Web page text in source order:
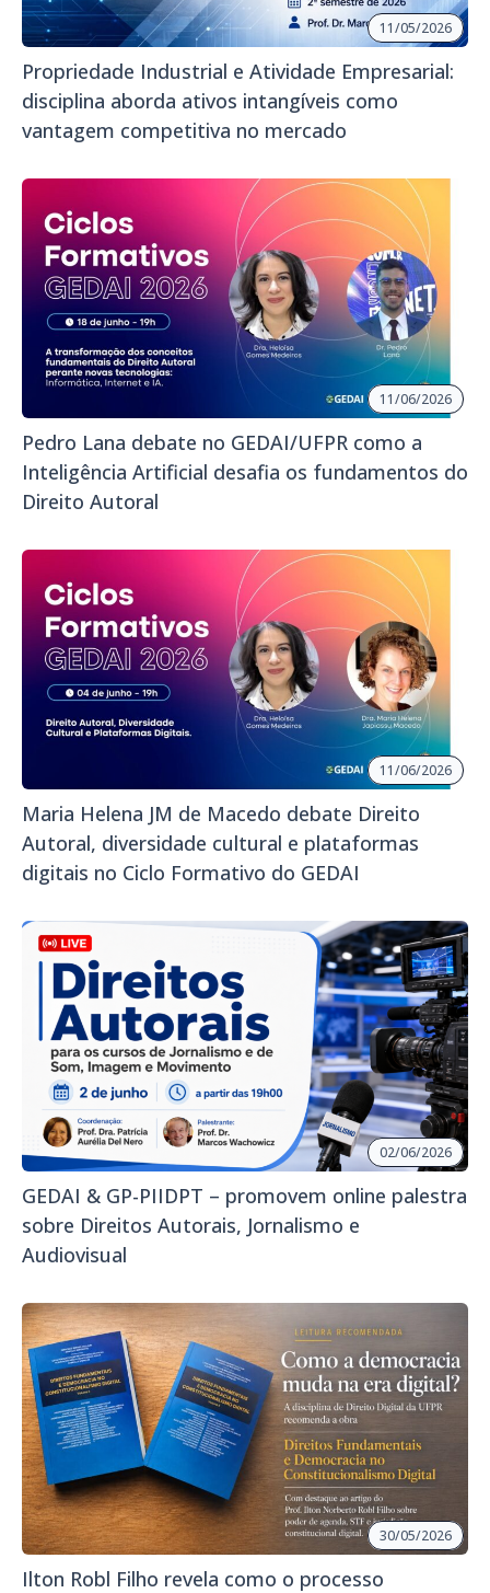
11/05/2026
Propriedade Industrial e Atividade Empresarial:
disciplina aborda ativos intangíveis como
vantagem competitiva no mercado
11/06/2026
Pedro Lana debate no GEDAI/UFPR como a
Inteligência Artificial desafia os fundamentos do
Direito Autoral
11/06/2026
Maria Helena JM de Macedo debate Direito
Autoral, diversidade cultural e plataformas
digitais no Ciclo Formativo do GEDAI
02/06/2026
GEDAI & GP-PIIDPT – promovem online palestra
sobre Direitos Autorais, Jornalismo e
Audiovisual
30/05/2026
Ilton Robl Filho revela como o processo